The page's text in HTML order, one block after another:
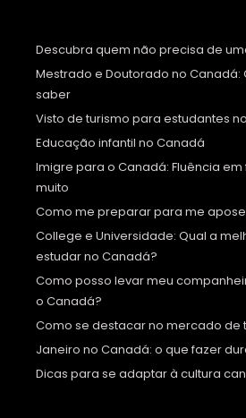
Descubra quem não precisa de
Mestrado e Doutorado no Canadá:
saber
Visto de turismo para estudantes
Educação infantil no Canadá
Imigre para o Canadá: Fluência
muito
Como me preparar para me
College e Universidade: Qual a
estudar no Canadá?
Como posso levar meu
o Canadá?
Como se destacar no mercado de
Janeiro no Canadá: o que fazer
Dicas para se adaptar à cultura